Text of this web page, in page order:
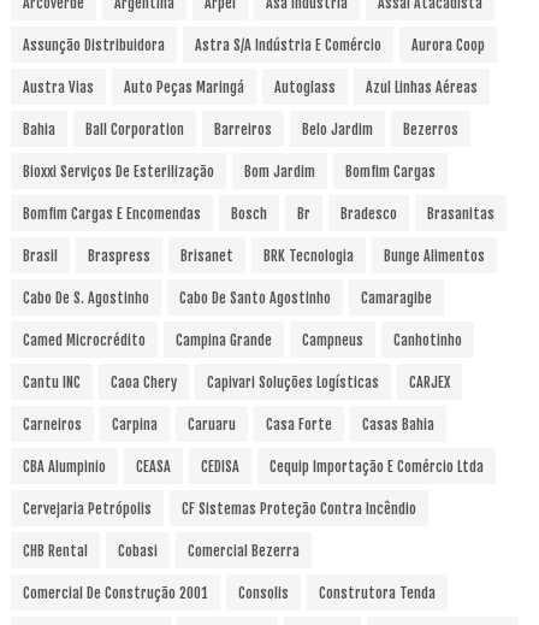
Assunção Distribuidora Astra S/A Indústria E Comércio Aurora Coop
Austra Vias Auto Peças Maringá Autoglass Azul Linhas Aéreas
Bahia Ball Corporation Barreiros Belo Jardim Bezerros
Bioxxi Serviços De Esterilização Bom Jardim Bomfim Cargas
Bomfim Cargas E Encomendas Bosch Br Bradesco Brasanitas
Brasil Braspress Brisanet BRK Tecnologia Bunge Alimentos
Cabo De S. Agostinho Cabo De Santo Agostinho Camaragibe
Camed Microcrédito Campina Grande Campneus Canhotinho
Cantu INC Caoa Chery Capivari Soluções Logísticas CARJEX
Carneiros Carpina Caruaru Casa Forte Casas Bahia
CBA Alumpinio CEASA CEDISA Cequip Importação E Comércio Ltda
Cervejaria Petrópolis CF Sistemas Proteção Contra Incêndio
CHB Rental Cobasi Comercial Bezerra
Comercial De Construção 2001 Consolis Construtora Tenda